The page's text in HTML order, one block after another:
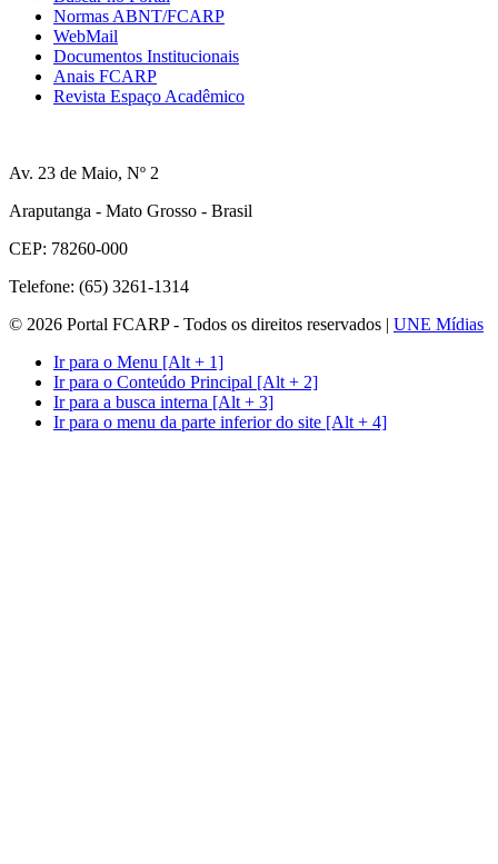
Normas ABNT/FCARP
WebMail
Documentos Institucionais
Anais FCARP
Revista Espaço Acadêmico
Av. 23 de Maio, Nº 2
Araputanga - Mato Grosso - Brasil
CEP: 78260-000
Telefone: (65) 3261-1314
© 2026 Portal FCARP - Todos os direitos reservados | UNE Mídias
Ir para o Menu [Alt + 1]
Ir para o Conteúdo Principal [Alt + 2]
Ir para a busca interna [Alt + 3]
Ir para o menu da parte inferior do site [Alt + 4]